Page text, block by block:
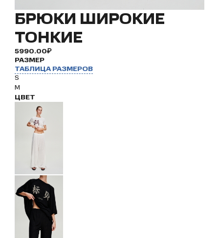
БРЮКИ ШИРОКИЕ
ТОНКИЕ
5990.00₽
РАЗМЕР
ТАБЛИЦА РАЗМЕРОВ
S
M
ЦВЕТ